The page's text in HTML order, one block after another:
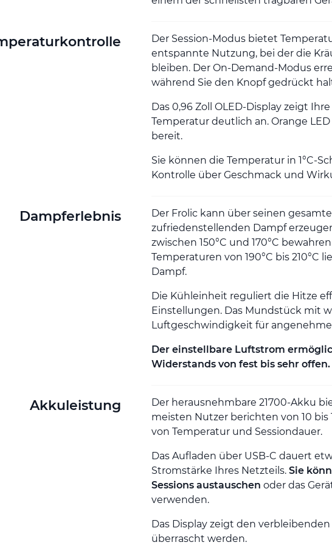
Der Session-Modus bietet
entspannte Nutzung, bei der die
bleiben. Der On-Demand-Modus
während Sie den Knopf gedrückt
Das 0,96 Zoll OLED-Display zeigt
Temperatur deutlich an. Orange
bereit.
Sie können die Temperatur in 1°C-
Kontrolle über Geschmack und
Dampferlebnis
Der Frolic kann über seinen
zufriedenstellenden Dampf
zwischen 150°C und 170°C
Temperaturen von 190°C bis 210°C
Dampf.
Die Kühleinheit reguliert die Hitze
Einstellungen. Das Mundstück mit
Luftgeschwindigkeit für
Der einstellbare Luftstrom
Widerstands von fest bis sehr offen.
Akkuleistung Der herausnehmbare 21700-Akku
meisten Nutzer berichten von 10 bis
von Temperatur und Sessiondauer.
Das Aufladen über USB-C dauert
Stromstärke Ihres Netzteils. Sie
Sessions austauschen oder das
verwenden.
Das Display zeigt den
überrascht werden.